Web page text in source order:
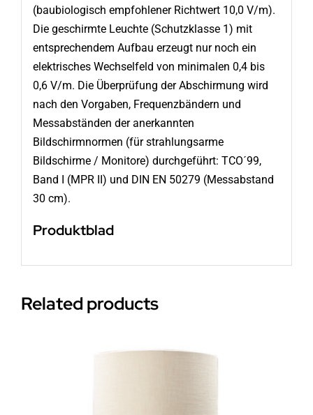
(baubiologisch empfohlener Richtwert 10,0 V/m).
Die geschirmte Leuchte (Schutzklasse 1) mit
entsprechendem Aufbau erzeugt nur noch ein
elektrisches Wechselfeld von minimalen 0,4 bis
0,6 V/m. Die Überprüfung der Abschirmung wird
nach den Vorgaben, Frequenzbändern und
Messabständen der anerkannten
Bildschirmnormen (für strahlungsarme
Bildschirme / Monitore) durchgeführt: TCO´99,
Band I (MPR II) und DIN EN 50279 (Messabstand
30 cm).
Produktblad
Related products